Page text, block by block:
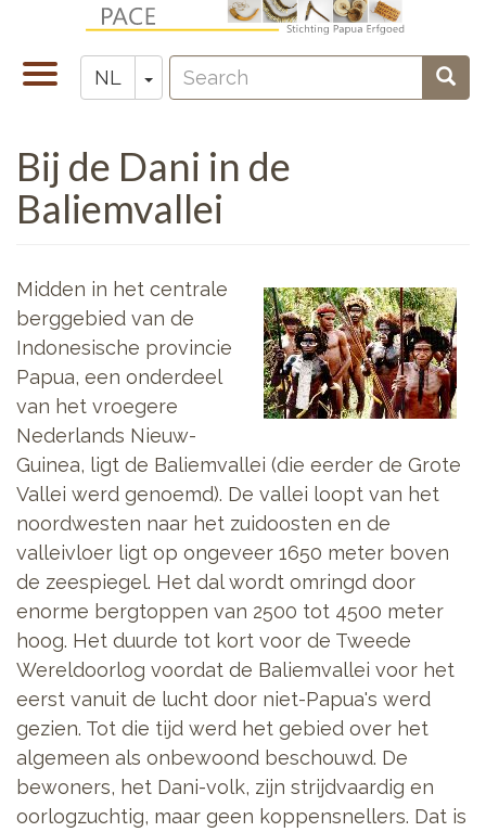
naar
gaan
Navigatie
wisselen
NL Toggle Dropdown
Zoeken
Search
Bij de Dani in de
Baliemvallei
Midden in het centrale
berggebied van de
Indonesische provincie
Papua, een onderdeel
van het vroegere
Nederlands Nieuw-
Guinea, ligt de Baliemvallei (die eerder de Grote
Vallei werd genoemd). De vallei loopt van het
noordwesten naar het zuidoosten en de
valleivloer ligt op ongeveer 1650 meter boven
de zeespiegel. Het dal wordt omringd door
enorme bergtoppen van 2500 tot 4500 meter
hoog. Het duurde tot kort voor de Tweede
Wereldoorlog voordat de Baliemvallei voor het
eerst vanuit de lucht door niet-Papua's werd
gezien. Tot die tijd werd het gebied over het
algemeen als onbewoond beschouwd. De
bewoners, het Dani-volk, zijn strijdvaardig en
oorlogzuchtig, maar geen koppensnellers. Dat is